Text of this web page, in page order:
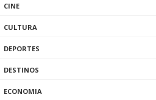
CINE
CULTURA
DEPORTES
DESTINOS
ECONOMIA